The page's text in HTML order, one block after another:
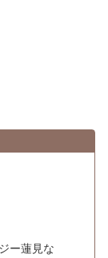
ー蓮見な